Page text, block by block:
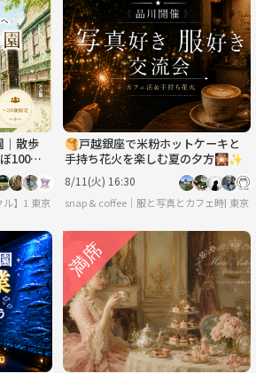
｜散歩
100%
ル】1人参加ほぼ100％｜少人数ゆる交流会
東京
🥞戸越銀座で米粉ホットケーキと
手持ち花火を楽しむ夏の夕方🎇✨
8/11(火) 16:30
snap & coffee｜服と写真とカフェ時間東京